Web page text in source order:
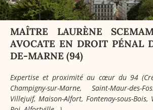
MAÎTRE LAURÈNE
AVOCATE EN DROIT PÉNAL
DE-MARNE (94)
Expertise et proximité au cœur du 94
Champigny-sur-Marne, Saint-Maur-des-
Villejuif, Maison-Alfort, Fontenay-sous-Bois,